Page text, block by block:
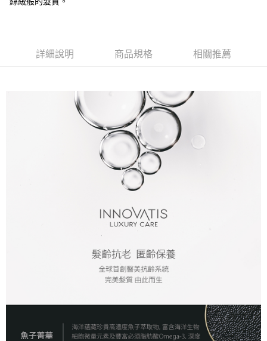
運送方式
每筆NT$80，滿NT$2,000(含以上)免運費
每筆NT$80，滿NT$2,000(含以上)免運費
每筆NT$80，滿NT$2,000(含以上)免運費
每筆NT$120，滿NT$2,000(含以上)免運費
詳細說明 商品規格 相關推薦